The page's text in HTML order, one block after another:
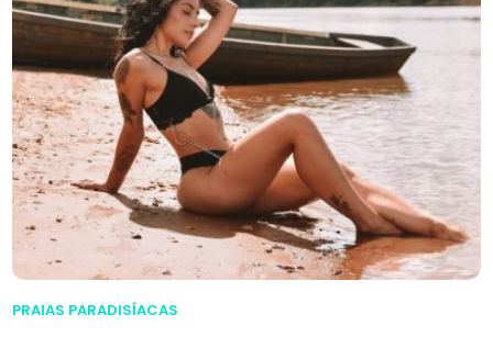
PRAIAS PARADISÍACAS